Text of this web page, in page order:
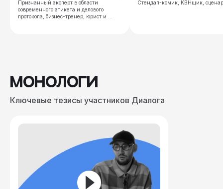
Признанный эксперт в области
современного этикета и делового
протокола, бизнес-тренер, юрист и
Стендап-комик, КВНщик,
МОНОЛОГИ
Ключевые тезисы участников Диалога